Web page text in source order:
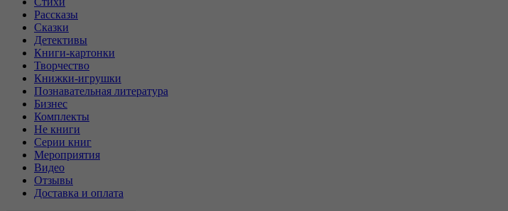
Рассказы
Сказки
Детективы
Книги-картонки
Творчество
Книжки-игрушки
Познавательная литература
Бизнес
Комплекты
Не книги
Серии книг
Мероприятия
Видео
Отзывы
Доставка и оплата